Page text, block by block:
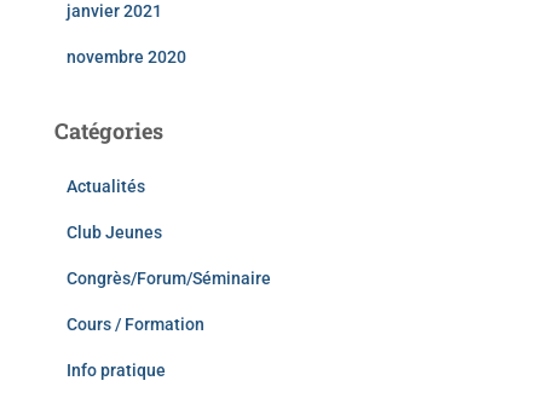
janvier 2021
novembre 2020
Catégories
Actualités
Club Jeunes
Congrès/Forum/Séminaire
Cours / Formation
Info pratique